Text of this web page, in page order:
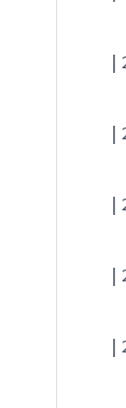
|
|
|
|
|